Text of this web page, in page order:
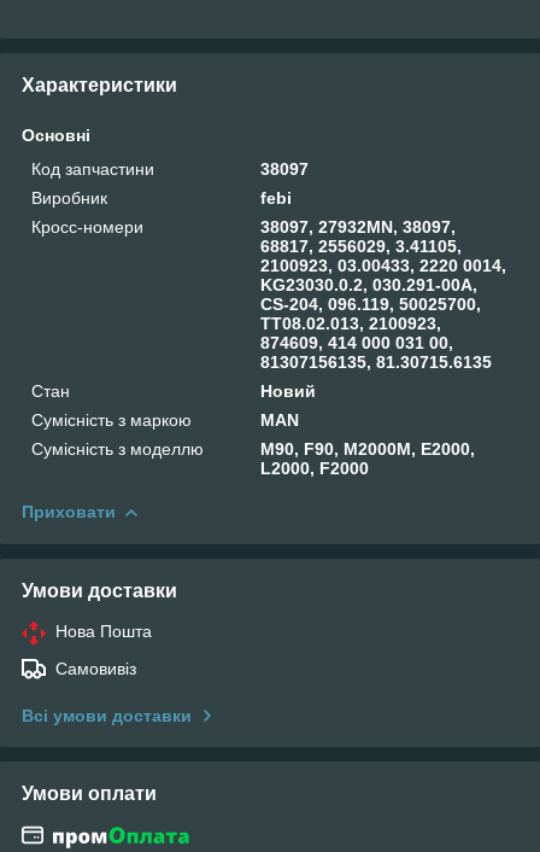
Характеристики
Основні
Код запчастини
38097
Виробник
febi
Кросс-номери
38097, 27932MN, 38097,
68817, 2556029, 3.41105,
2100923, 03.00433, 2220 0014,
KG23030.0.2, 030.291-00A,
CS-204, 096.119, 50025700,
TT08.02.013, 2100923,
874609, 414 000 031 00,
81307156135, 81.30715.6135
Стан
Новий
Сумісність з маркою
MAN
Сумісність з моделлю
M90, F90, M2000M, E2000,
L2000, F2000
Приховати
Умови доставки
Нова Пошта
Самовивіз
Всі умови доставки
Умови оплати